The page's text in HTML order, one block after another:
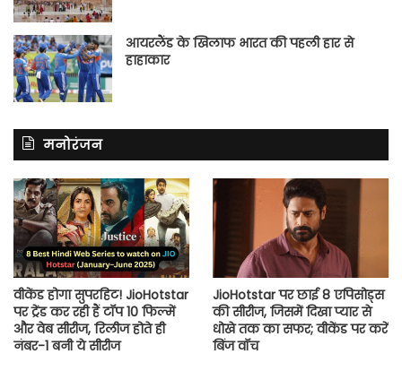
आयरलैंड के खिलाफ भारत की पहली हार से
हाहाकार
मनोरंजन
वीकेंड होगा सुपरहिट! JioHotstar
पर ट्रेंड कर रही हैं टॉप 10 फिल्में
और वेब सीरीज, रिलीज होते ही
नंबर-1 बनी ये सीरीज
JioHotstar पर छाई 8 एपिसोड्स
की सीरीज, जिसमें दिखा प्यार से
धोखे तक का सफर; वीकेंड पर करें
बिंज वॉच